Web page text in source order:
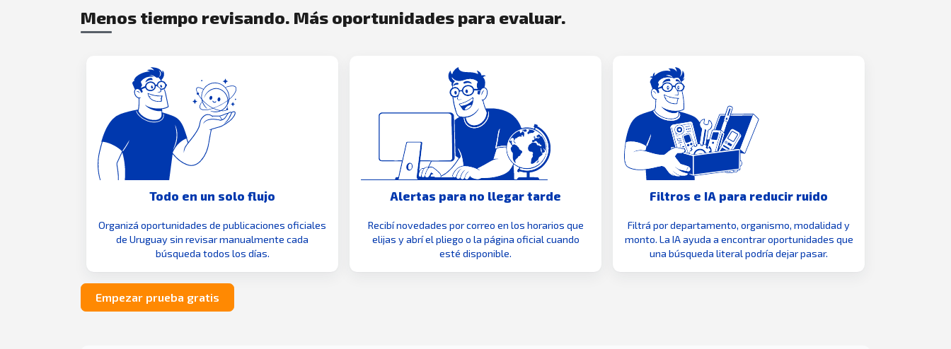
Menos tiempo revisando. Más oportunidades para evaluar.
Todo en un solo flujo
Organizá oportunidades de publicaciones oficiales
de Uruguay sin revisar manualmente cada
búsqueda todos los días.
Alertas para no llegar tarde
Recibí novedades por correo en los horarios que
elijas y abrí el pliego o la página oficial cuando
esté disponible.
Filtros e IA para reducir ruido
Filtrá por departamento, organismo, modalidad y
monto. La IA ayuda a encontrar oportunidades que
una búsqueda literal podría dejar pasar.
Empezar prueba gratis